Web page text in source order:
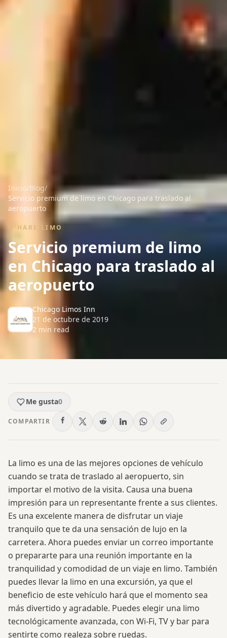
Inicio/Blog/
Servicio premium de limo en Chicago para traslado al
aeropuerto
O'HARE LIMO
Servicio premium de limo
en Chicago para traslado al
aeropuerto
Chicago Limos Inn
21 de octubre de 2019
2 min read
Me gusta0
COMPARTIR
La limo es una de las mejores opciones de vehículo
cuando se trata de traslado al aeropuerto, sin
importar el motivo de la visita. Causa una buena
impresión para un representante frente a sus clientes.
Es una excelente manera de disfrutar un viaje
tranquilo que te da una sensación de lujo en la
carretera. Ahora puedes enviar un correo importante
o prepararte para una reunión importante en la
tranquilidad y comodidad de un viaje en limo. También
puedes llevar la limo en una excursión, ya que el
beneficio de este vehículo hará que el momento sea
más divertido y agradable. Puedes elegir una limo
tecnológicamente avanzada, con Wi-Fi, TV y bar para
sentirte como realeza sobre ruedas.